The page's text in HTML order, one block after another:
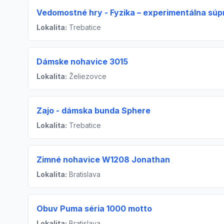
Vedomostné hry - Fyzika – experimentálna
Lokalita: Trebatice
Dámske nohavice 3015
Lokalita: Želiezovce
Zajo - dámska bunda Sphere
Lokalita: Trebatice
Zimné nohavice W1208 Jonathan
Lokalita: Bratislava
Obuv Puma séria 1000 motto